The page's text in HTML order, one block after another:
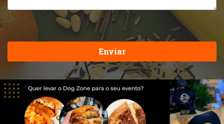
Enviar